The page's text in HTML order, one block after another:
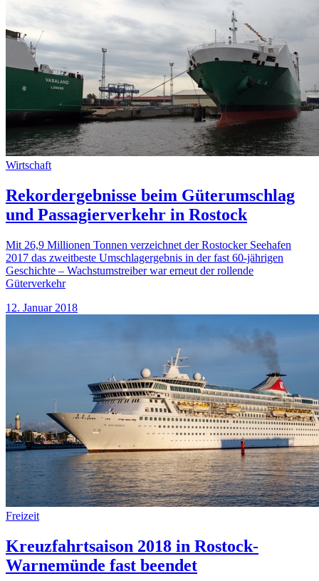
Wirtschaft
Rekordergebnisse beim Güterumschlag
und Passagierverkehr in Rostock
Mit 26,9 Millionen Tonnen verzeichnet der Rostocker Seehafen
2017 das zweitbeste Umschlagergebnis in der fast 60-jährigen
Geschichte – Wachstumstreiber war erneut der rollende
Güterverkehr
12. Januar 2018
Freizeit
Kreuzfahrtsaison 2018 in Rostock-
Warnemünde fast beendet